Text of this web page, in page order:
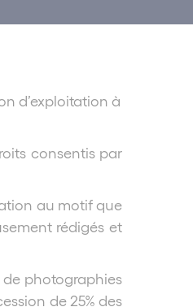
d’exploitation à
consentis par
au motif que
rédigés et
de photographies
de 25% des